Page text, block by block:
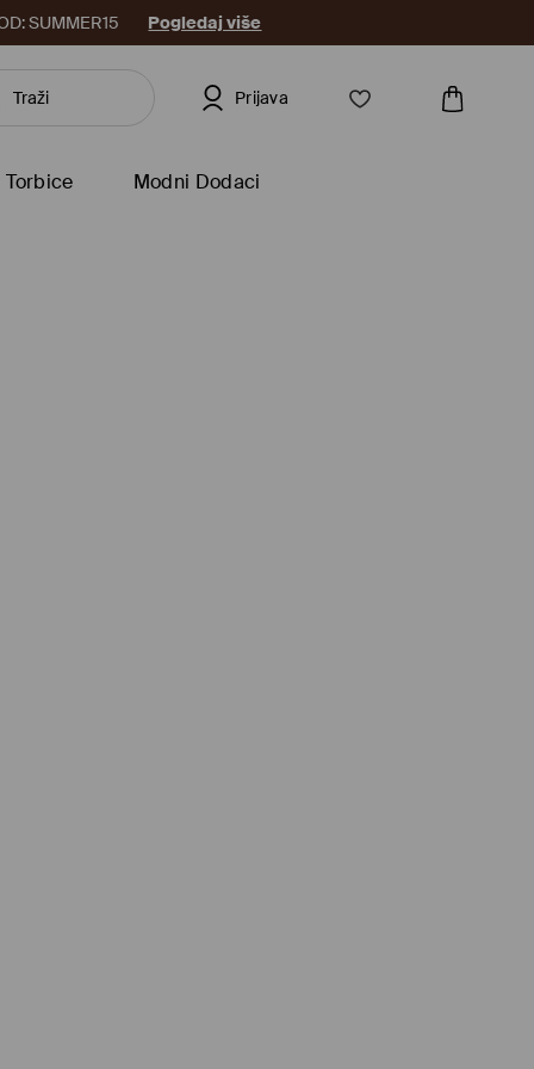
SUMMER15 Pogledaj više
Prijava
Torbice Modni Dodaci